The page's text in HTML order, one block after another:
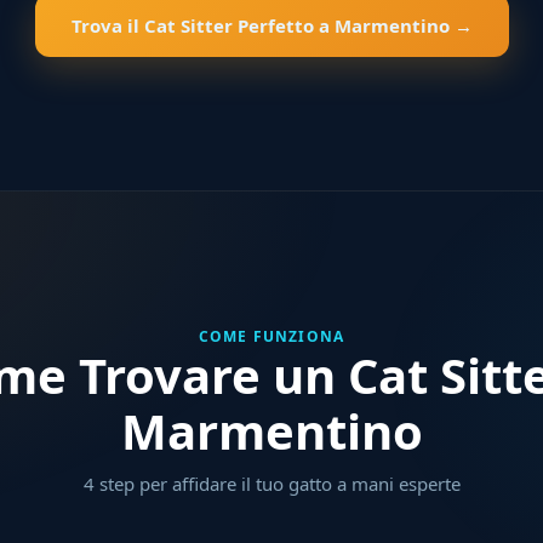
Trova il Cat Sitter Perfetto a Marmentino →
COME FUNZIONA
Trovare un Cat
Marmentino
4 step per affidare il tuo gatto a mani esperte